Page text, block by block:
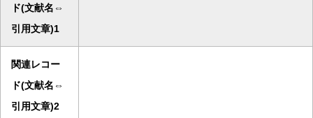
ド(文献名⇔
引用文章)1
関連レコー
ド(文献名⇔
引用文章)2